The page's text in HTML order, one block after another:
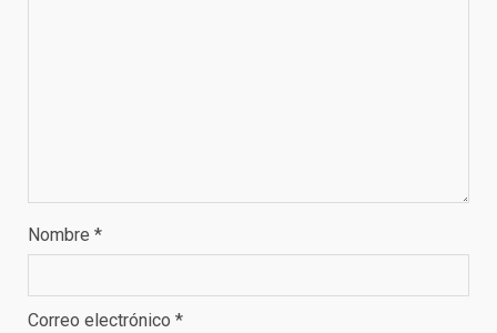
Nombre *
Correo electrónico *